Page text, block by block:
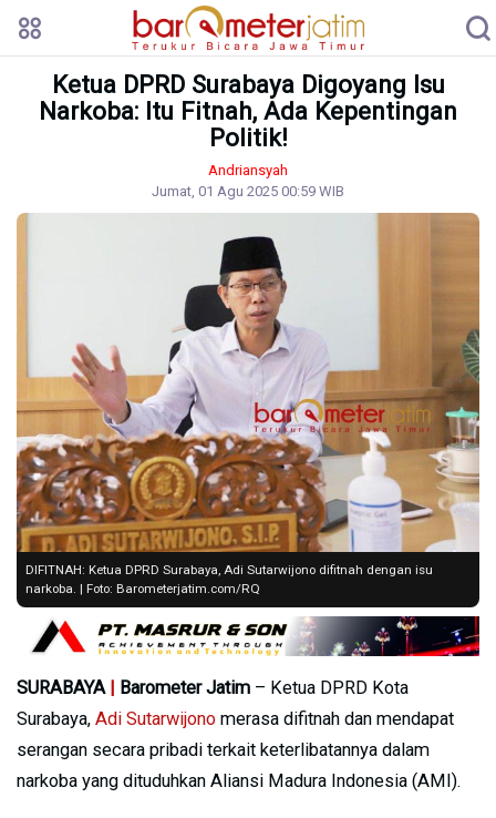
Ketua DPRD Surabaya Digoyang Isu
Narkoba: Itu Fitnah, Ada Kepentingan
Politik!
Andriansyah
Jumat, 01 Agu 2025 00:59 WIB
DIFITNAH: Ketua DPRD Surabaya, Adi Sutarwijono difitnah dengan isu
narkoba. | Foto: Barometerjatim.com/RQ
SURABAYA Barometer Jatim – Ketua DPRD Kota
Surabaya, Adi Sutarwijono merasa difitnah dan mendapat
serangan secara pribadi terkait keterlibatannya dalam
narkoba yang dituduhkan Aliansi Madura Indonesia (AMI).